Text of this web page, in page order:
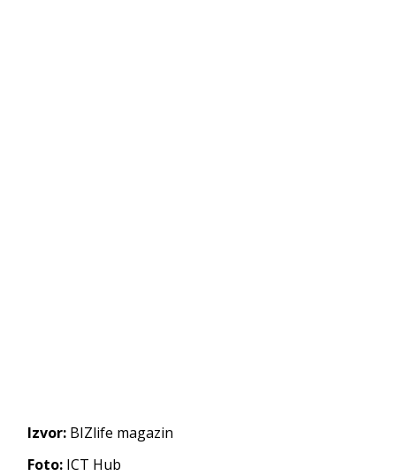
Izvor: BIZlife magazin
Foto: ICT Hub